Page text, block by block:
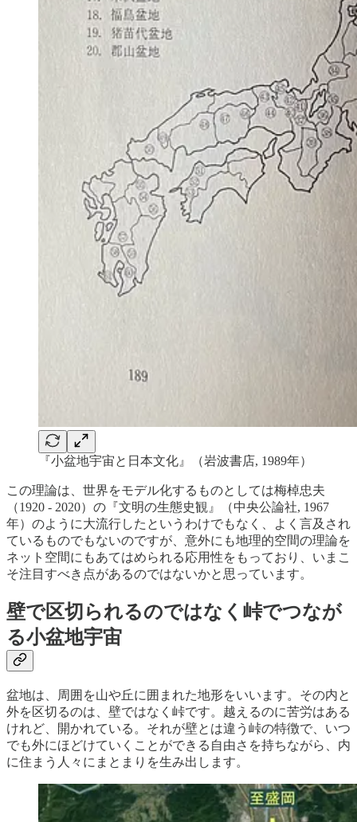
『小盆地宇宙と日本文化』（岩波書店, 1989年）
この理論は、世界をモデル化するものとしては梅棹忠夫
（1920 - 2020）の『文明の生態史観』（中央公論社, 1967
年）のように大流行したというわけでもなく、よく言及され
ているものでもないのですが、意外にも地理的空間の理論を
ネット空間にもあてはめられる応用性をもっており、いまこ
そ注目すべき点があるのではないかと思っています。
壁で区切られるのではなく峠でつなが
る小盆地宇宙
盆地は、周囲を山や丘に囲まれた地形をいいます。その内と
外を区切るのは、壁ではなく峠です。越えるのに苦労はある
けれど、開かれている。それが壁とは違う峠の特徴で、いつ
でも外にほどけていくことができる自由さを持ちながら、内
に住まう人々にまとまりを生み出します。